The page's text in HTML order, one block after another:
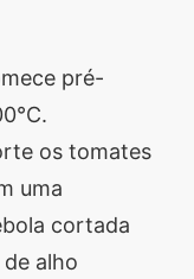
pré-
os tomates
uma
cortada
alho